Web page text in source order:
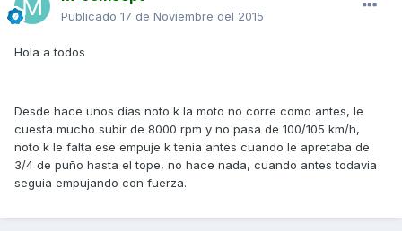
Publicado 17 de Noviembre del 2015
Hola a todos
Desde hace unos dias noto k la moto no corre como antes, le
cuesta mucho subir de 8000 rpm y no pasa de 100/105 km/h,
noto k le falta ese empuje k tenia antes cuando le apretaba de
3/4 de puño hasta el tope, no hace nada, cuando antes todavia
seguia empujando con fuerza.